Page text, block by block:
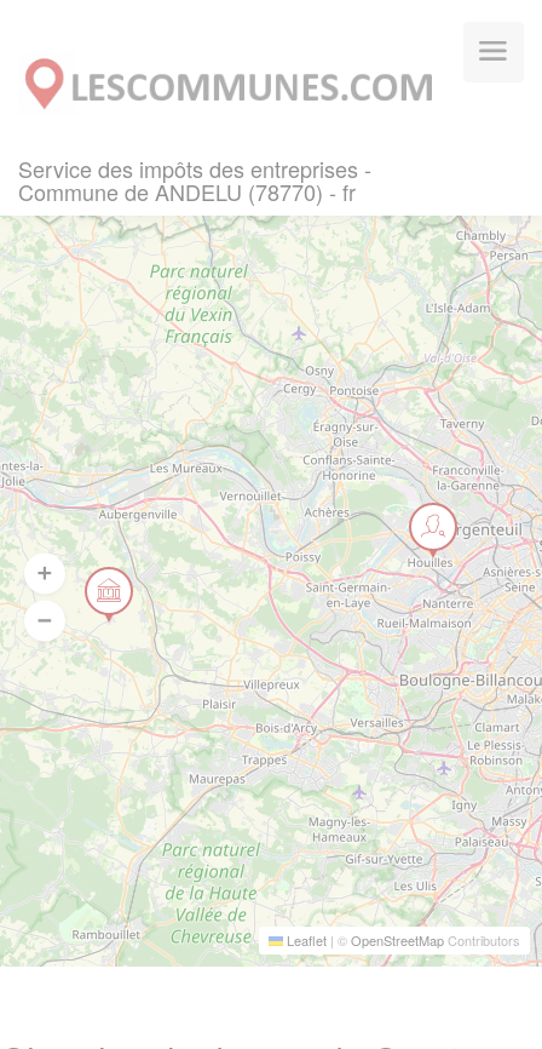
Service des impôts des entreprises -
Commune de ANDELU (78770) - fr
Leaflet | ©OpenStreetMapContributors